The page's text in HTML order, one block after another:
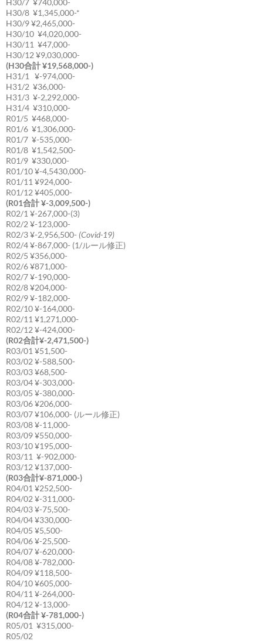
H30/7 ¥740,000-
H30/8 ¥1,345,000-*
H30/9 ¥2,465,000-
H30/10 ¥4,020,000-
H30/11 ¥47,000-
H30/12 ¥9,030,000-
(H30合計 ¥19,568,000-)
H31/1 ¥-974,000-
H31/2 ¥36,000-
H31/3 ¥-2,292,000-
H31/4 ¥310,000-
R01/5 ¥468,000-
R01/6 ¥1,306,000-
R01/7 ¥-535,000-
R01/8 ¥1,542,500-
R01/9 ¥330,000-
R01/10 ¥-4,5430,000-
R01/11 ¥924,000-
R01/12 ¥405,000-
(R01合計 ¥-3,009,500-)
R02/1 ¥-267,000-(3)
R02/2 ¥-123,000-
R02/3 ¥-2,956,500- (Covid-19)
R02/4 ¥-867,000- (1/ルール修正)
R02/5 ¥356,000-
R02/6 ¥871,000-
R02/7 ¥-190,000-
R02/8 ¥204,000-
R02/9 ¥-182,000-
R02/10 ¥-164,000-
R02/11 ¥1,271,000-
R02/12 ¥-424,000-
(R02合計¥-2,471,500-)
R03/01 ¥51,500-
R03/02 ¥-588,500-
R03/03 ¥68,500-
R03/04 ¥-303,000-
R03/05 ¥-380,000-
R03/06 ¥206,000-
R03/07 ¥106,000- (ルール修正)
R03/08 ¥-11,000-
R03/09 ¥550,000-
R03/10 ¥195,000-
R03/11 ¥-902,000-
R03/12 ¥137,000-
(R03合計¥-871,000-)
R04/01 ¥252,500-
R04/02 ¥-311,000-
R04/03 ¥-75,500-
R04/04 ¥330,000-
R04/05 ¥5,500-
R04/06 ¥-25,500-
R04/07 ¥-620,000-
R04/08 ¥-782,000-
R04/09 ¥118,500-
R04/10 ¥605,000-
R04/11 ¥-264,000-
R04/12 ¥-13,000-
(R04合計 ¥-781,000-)
R05/01 ¥315,000-
R05/02